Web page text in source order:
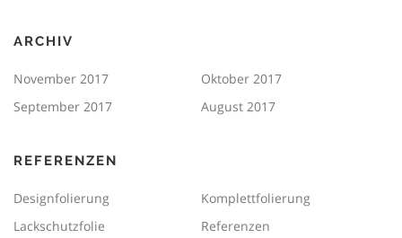
ARCHIV
November 2017
Oktober 2017
September 2017
August 2017
REFERENZEN
Designfolierung
Komplettfolierung
Lackschutzfolie
Referenzen